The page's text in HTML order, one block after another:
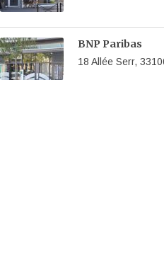
BNP Paribas
18 Allée Serr,